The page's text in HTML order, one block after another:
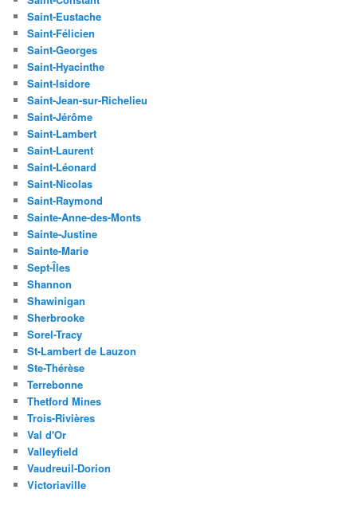
Saint-Eustache
Saint-Félicien
Saint-Georges
Saint-Hyacinthe
Saint-Isidore
Saint-Jean-sur-Richelieu
Saint-Jérôme
Saint-Lambert
Saint-Laurent
Saint-Léonard
Saint-Nicolas
Saint-Raymond
Sainte-Anne-des-Monts
Sainte-Justine
Sainte-Marie
Sept-Îles
Shannon
Shawinigan
Sherbrooke
Sorel-Tracy
St-Lambert de Lauzon
Ste-Thérèse
Terrebonne
Thetford Mines
Trois-Rivières
Val d'Or
Valleyfield
Vaudreuil-Dorion
Victoriaville